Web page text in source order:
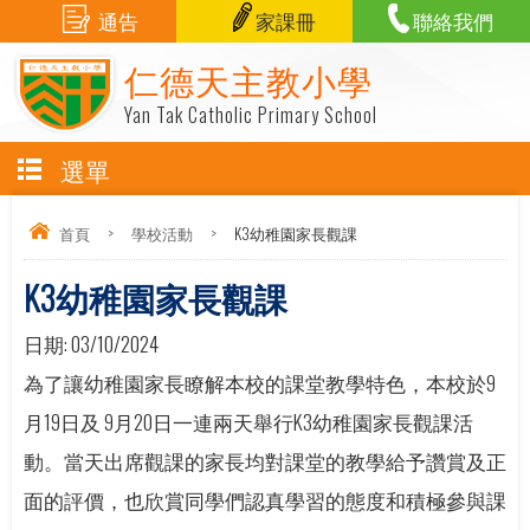
仁德天主教小學
Yan Tak Catholic Primary School
通告 家課冊 聯絡我們
選單
首頁 > 學校活動 > K3幼稚園家長觀課
K3幼稚園家長觀課
日期:03/10/2024
為了讓幼稚園家長瞭解本校的課堂教學特色，本校於9
月19日及 9月20日一連兩天舉行K3幼稚園家長觀課活
動。當天出席觀課的家長均對課堂的教學給予讚賞及正
面的評價，也欣賞同學們認真學習的態度和積極參與課